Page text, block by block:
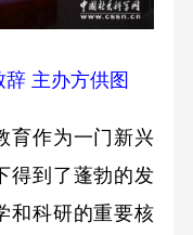
主办方供图
作为一门新兴
得到了蓬勃的发
和科研的重要核